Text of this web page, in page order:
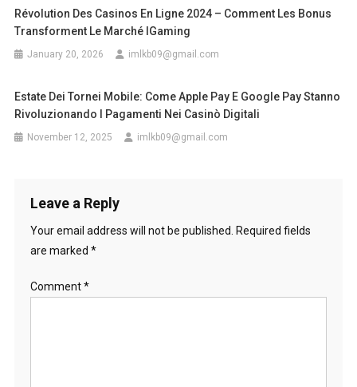
Révolution Des Casinos En Ligne 2024 – Comment Les Bonus
Transforment Le Marché IGaming
January 20, 2026 imlkb09@gmail.com
Estate Dei Tornei Mobile: Come Apple Pay E Google Pay Stanno
Rivoluzionando I Pagamenti Nei Casinò Digitali
November 12, 2025 imlkb09@gmail.com
Leave a Reply
Your email address will not be published. Required fields
are marked *
Comment*